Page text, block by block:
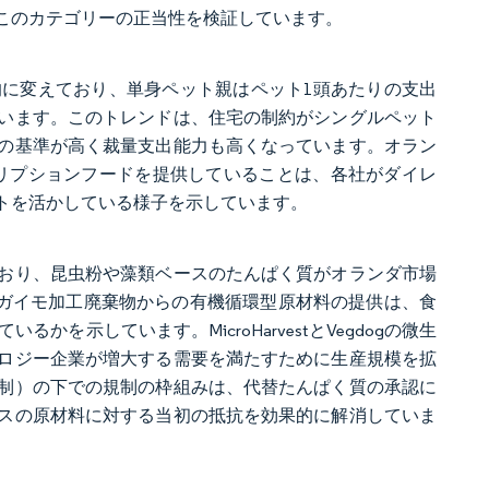
カテゴリーの正当性を検証しています。
変えており、単身ペット親はペット1頭あたりの支出
す。このトレンドは、住宅の制約がシングルペット
基準が高く裁量支出能力も高くなっています。オラン
プションフードを提供していることは、各社がダイレ
活かしている様子を示しています。
り、昆虫粉や藻類ベースのたんぱく質がオランダ市場
モ加工廃棄物からの有機循環型原材料の提供は、食
るかを示しています。MicroHarvestとVegdogの微生
ジー企業が増大する需要を満たすために生産規模を拡
）の下での規制の枠組みは、代替たんぱく質の承認に
原材料に対する当初の抵抗を効果的に解消していま